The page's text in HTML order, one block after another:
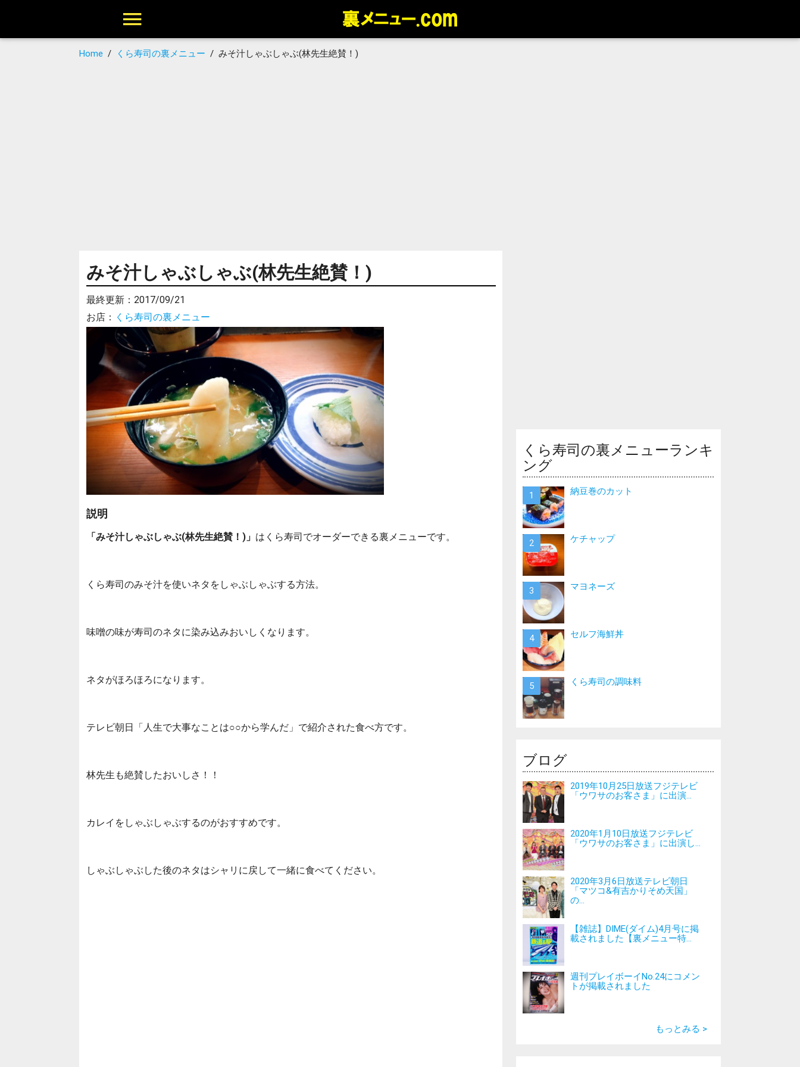
Home / くら寿司の裏メニュー /みそ汁しゃぶしゃぶ(林先生絶賛！)
みそ汁しゃぶしゃぶ(林先生絶賛！)
最終更新： 2017/09/21
お店： くら寿司の裏メニュー
説明
「みそ汁しゃぶしゃぶ(林先生絶賛！)」 はくら寿司でオーダーできる裏メニューです。
くら寿司のみそ汁を使いネタをしゃぶしゃぶする方法。
味噌の味が寿司のネタに染み込みおいしくなります。
ネタがほろほろになります。
テレビ朝日「人生で大事なことは○○から学んだ」で紹介された食べ方です。
林先生も絶賛したおいしさ！！
カレイをしゃぶしゃぶするのがおすすめです。
しゃぶしゃぶした後のネタはシャリに戻して一緒に食べてください。
くら寿司の裏メニューランキ
ング
納豆巻のカット
ケチャップ
マヨネーズ
セルフ海鮮丼
くら寿司の調味料
ブログ
2019年10月25日放送フジテレビ
「ウワサのお客さま」に出演...
2020年1月10日放送フジテレビ
「ウワサのお客さま」に出演し...
2020年3月6日放送テレビ朝日
「マツコ&有吉かりそめ天国」
の...
【雑誌】DIME(ダイム)4月号に掲
載されました【裏メニュー特...
週刊プレイボーイNo.24にコメン
トが掲載されました
もっとみる >